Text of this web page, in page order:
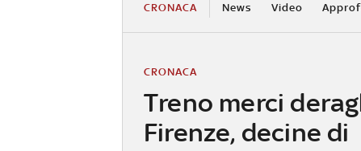
CRONACA News Video
Treno merci
Firenze, decine di
CRONACA